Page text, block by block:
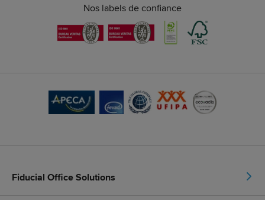
Nos labels de confiance
Fiducial Office Solutions